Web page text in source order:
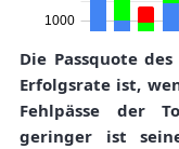
Die Passquote
Erfolgsrate ist,
Fehlpässe der
geringer ist